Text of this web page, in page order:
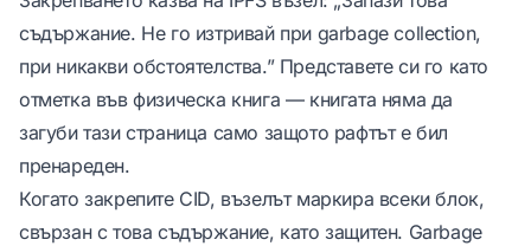
съдържание. Не го изтривай при garbage collection,
при никакви обстоятелства.” Представете си го като
отметка във физическа книга — книгата няма да
загуби тази страница само защото рафтът е бил
пренареден.
Когато закрепите CID, възелът маркира всеки блок,
свързан с това съдържание, като защитен. Garbage